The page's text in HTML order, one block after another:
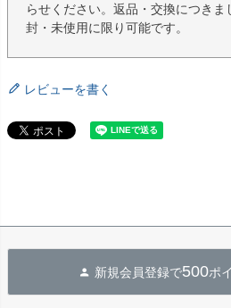
らせください。返品・交換につき
封・未使用に限り可能です。
レビューを書く
新規会員登録で500ポ